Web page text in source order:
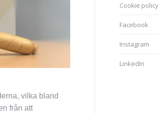
vilka bland
från att
Cookie policy
Facebook
Instagram
LinkedIn